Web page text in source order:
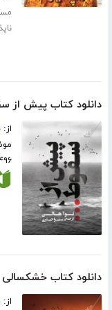
دانلود کتاب پیش از
از:
۴۹۶
دانلود کتاب خشکسالی
از: